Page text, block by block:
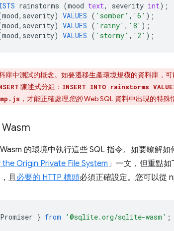
rainstorms (mood text, severity int);
mood, severity) VALUES ( 'somber' , '6' );
mood, severity) VALUES ( 'rainy' , '8' );
mood, severity) VALUES ( 'stormy' , '2' );
庫中測試的概念。如要遷移生產環境規模的資料庫，
陳述式分組： INSERT INTO rainstorms
，才能正確處理您的Web SQL 資料中出現的特殊
的環境中執行這些 SQL 指令。如要瞭解
Origin Private File System 」一文，但重點
且 必要的 HTTP 標頭必須正確設定。您可以從
} from '@sqlite.org/sqlite-wasm' ;